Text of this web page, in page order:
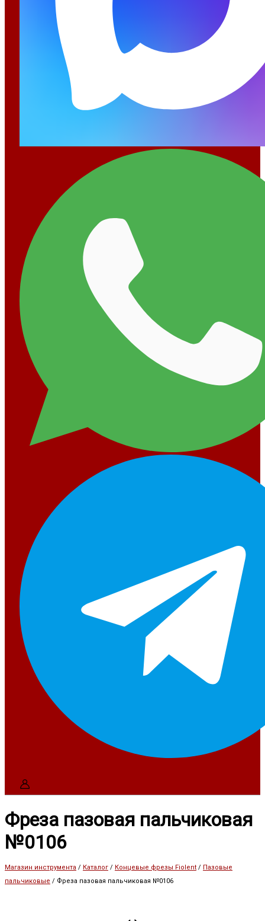
Фреза пазовая пальчиковая
№0106
Магазин инструмента / Каталог / Концевые фрезы Fiolent / Пазовые
пальчиковые / Фреза пазовая пальчиковая №0106